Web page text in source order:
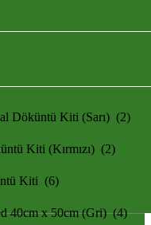
Döküntü Kiti (Sarı) (2)
Kiti (Kırmızı) (2)
Kiti (6)
40cm x 50cm (Gri) (4)